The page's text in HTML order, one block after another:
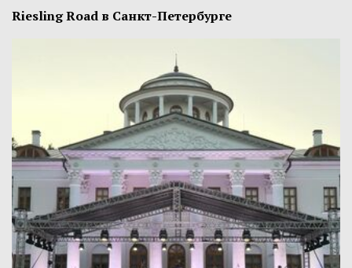
Riesling Road в Санкт-Петербурге